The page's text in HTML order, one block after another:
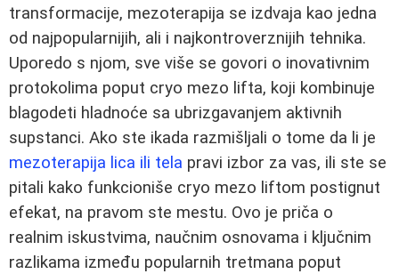
transformacije, mezoterapija se izdvaja kao jedna
od najpopularnijih, ali i najkontroverznijih tehnika.
Uporedo s njom, sve više se govori o inovativnim
protokolima poput cryo mezo lifta, koji kombinuje
blagodeti hladnoće sa ubrizgavanjem aktivnih
supstanci. Ako ste ikada razmišljali o tome da li je
mezoterapija lica ili tela pravi izbor za vas, ili ste se
pitali kako funkcioniše cryo mezo liftom postignut
efekat, na pravom ste mestu. Ovo je priča o
realnim iskustvima, naučnim osnovama i ključnim
razlikama između popularnih tretmana poput